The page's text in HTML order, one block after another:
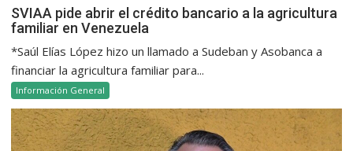
SVIAA pide abrir el crédito bancario a la agricultura
familiar en Venezuela
*Saúl Elías López hizo un llamado a Sudeban y Asobanca a
financiar la agricultura familiar para...
Información General